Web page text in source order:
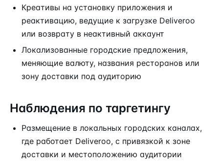
Креативы на установку приложения и
реактивацию, ведущие к загрузке Deliveroo
или возврату в неактивный аккаунт
Локализованные городские предложения,
меняющие валюту, названия ресторанов или
зону доставки под аудиторию
Наблюдения по таргетингу
Размещение в локальных городских каналах,
где работает Deliveroo, с привязкой к зоне
доставки и местоположению аудитории